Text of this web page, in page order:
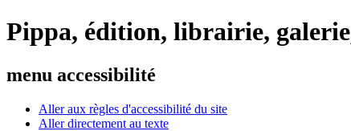
Pippa, édition, librairie,
menu accessibilité
Aller aux règles d'accessibilité du site
Aller directement au texte